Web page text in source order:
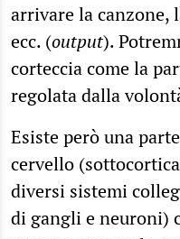
arrivare la canzone,
ecc. (output).
corteccia come la
regolata dalla
Esiste però una
cervello
diversi sistemi
di gangli e neuroni)